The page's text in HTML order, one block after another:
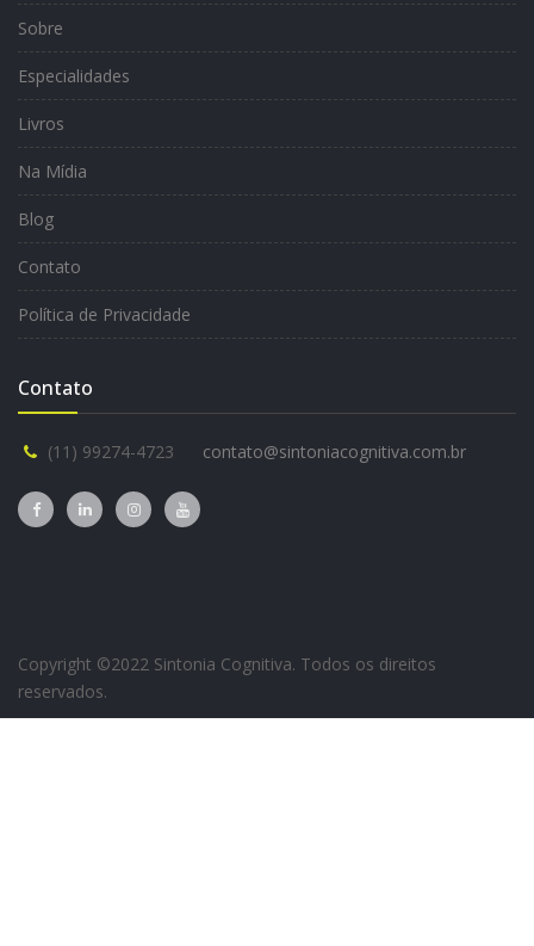
Sobre
Especialidades
Livros
Na Mídia
Blog
Contato
Política de Privacidade
Contato
(11) 99274-4723 contato@sintoniacognitiva.com.br
Copyright ©2022 Sintonia Cognitiva. Todos os direitos
reservados.